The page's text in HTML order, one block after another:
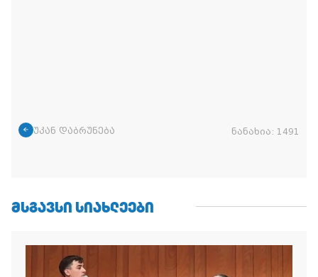
უკან დაბრუნება ნანახია: 1491
ᲛᲡᲒᲐᲕᲡᲘ ᲡᲘᲐᲮᲚᲔᲔᲑᲘ